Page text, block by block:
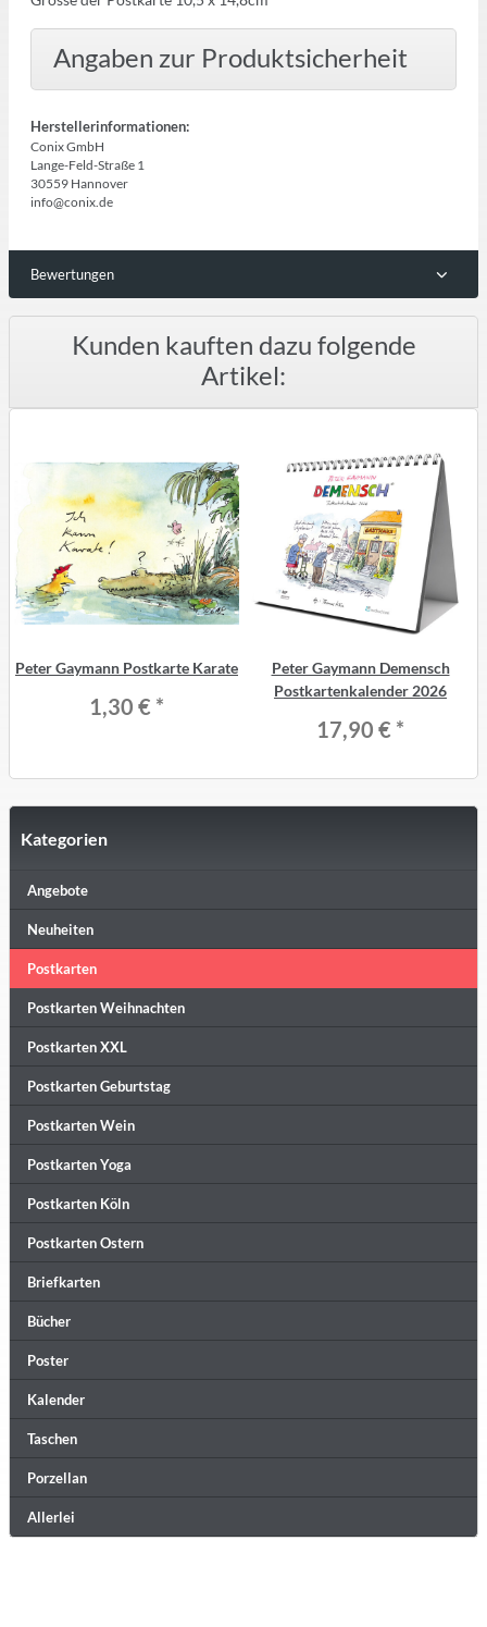
Angaben zur Produktsicherheit
Herstellerinformationen:
Conix GmbH
Lange-Feld-Straße 1
30559 Hannover
info@conix.de
Bewertungen
Kunden kauften dazu folgende
Artikel:
Peter Gaymann Postkarte Karate
1,30 € *
Peter Gaymann Demensch
Postkartenkalender 2026
17,90 € *
Kategorien
Angebote
Neuheiten
Postkarten
Postkarten Weihnachten
Postkarten XXL
Postkarten Geburtstag
Postkarten Wein
Postkarten Yoga
Postkarten Köln
Postkarten Ostern
Briefkarten
Bücher
Poster
Kalender
Taschen
Porzellan
Allerlei